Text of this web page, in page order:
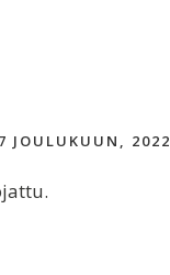
7 JOULUKUUN, 2022